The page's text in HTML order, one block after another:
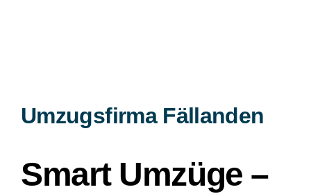
Umzugsfirma Fällanden
Smart Umzüge –